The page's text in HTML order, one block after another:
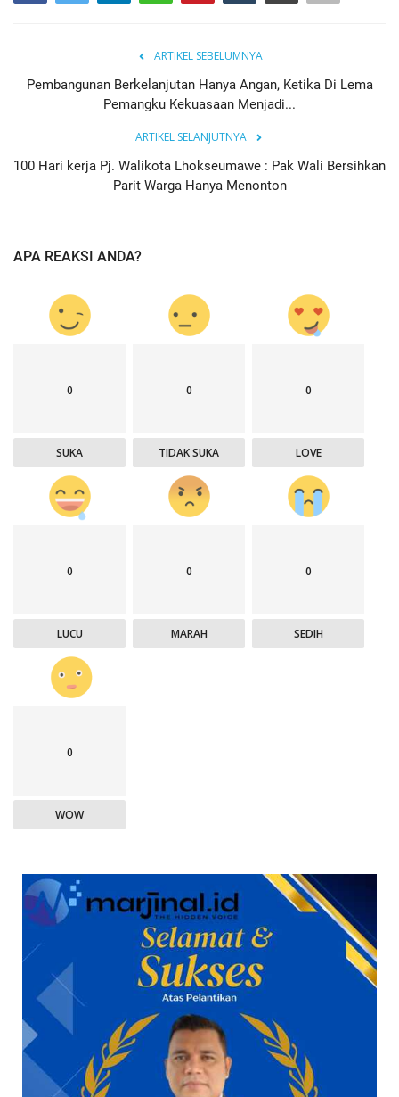
ARTIKEL SEBELUMNYA
Pembangunan Berkelanjutan Hanya Angan, Ketika Di Lema
Pemangku Kekuasaan Menjadi...
ARTIKEL SELANJUTNYA
100 Hari kerja Pj. Walikota Lhokseumawe : Pak Wali Bersihkan
Parit Warga Hanya Menonton
APA REAKSI ANDA?
0
SUKA
0
TIDAK SUKA
0
LOVE
0
LUCU
0
MARAH
0
SEDIH
0
WOW